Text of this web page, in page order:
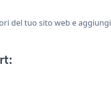
del tuo sito web e